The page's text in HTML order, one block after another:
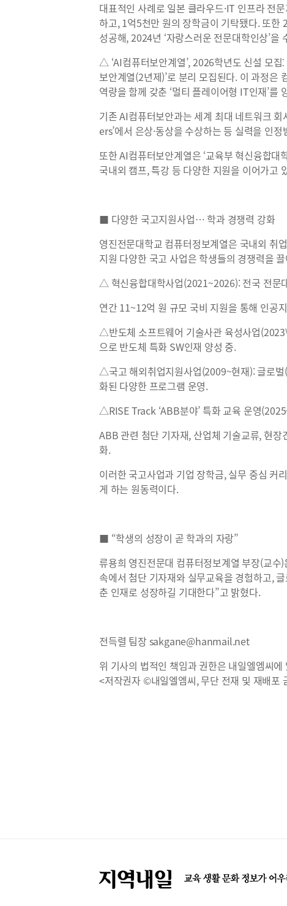
대표적인 사례로 일본 클라우드·IT 인프라 전
하고, 1억5천만 원의 장학금이 기탁됐다. 또
성공해, 2024년 ‘자랑스러운 전문대학인상’을
△ ‘AI컴퓨터보안계열’, 2026학년도 신설 모집
보안계열(2년제)’로 분리 모집된다. 이 과정은
역량을 함께 갖춘 ‘멀티 플레이어형 IT인재’를
기존 AI컴퓨터보안과는 세계 최대 네트워크
ers’에서 은상·동상을 수상하는 등 실력을 인정
또한 AI컴퓨터보안계열은 ‘교육부 혁신융합대
국내외 캠프, 특강 등 다양한 지원을 이어가고
■ 다양한 국고지원사업… 학과 경쟁력 강화
영진전문대학교 컴퓨터정보계열은 국내외 취
지원 다양한 국고 사업은 학생들의 경쟁력을
△ 혁신융합대학사업(2021~2026): 전국 전문
연간 11~12억 원 규모 국비 지원을 통해 인공
△반도체 소프트웨어 기술사관 육성사업
으로 반도체 특화 SW인재 양성 중.
△국고 해외취업지원사업(2009~현재): 글로
화된 다양한 프로그램 운영.
△RISE Track ‘ABB분야’ 특화 교육 운영
ABB 관련 첨단 기자재, 산업체 기술교류, 현
화.
이러한 국고사업과 기업 장학금, 실무 중심 커
게 하는 원동력이다.
■ “학생의 성장이 곧 학과의 자랑”
류용희 영진전문대 컴퓨터정보계열 부장(교
속에서 첨단 기자재와 실무교육을 경험하고,
춘 인재로 성장하길 기대한다”고 밝혔다.
전득렬 팀장 sakgane@hanmail.net
위 기사의 법적인 책임과 권한은 내일엘엠씨에
<저작권자 ©내일엘엠씨, 무단 전재 및 재배포